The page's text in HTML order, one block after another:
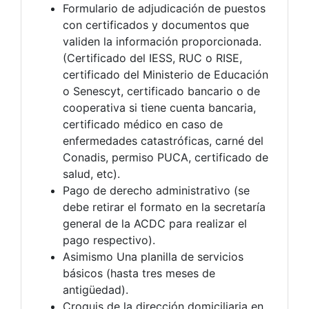
Formulario de adjudicación de puestos
con certificados y documentos que
validen la información proporcionada.
(Certificado del IESS, RUC o RISE,
certificado del Ministerio de Educación
o Senescyt, certificado bancario o de
cooperativa si tiene cuenta bancaria,
certificado médico en caso de
enfermedades catastróficas, carné del
Conadis, permiso PUCA, certificado de
salud, etc).
Pago de derecho administrativo (se
debe retirar el formato en la secretaría
general de la ACDC para realizar el
pago respectivo).
Asimismo Una planilla de servicios
básicos (hasta tres meses de
antigüedad).